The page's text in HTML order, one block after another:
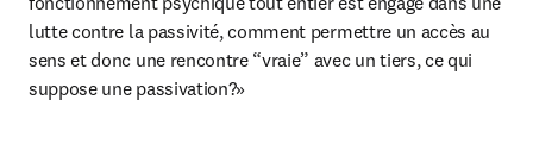
lutte contre la passivité, comment permettre un accès au
sens et donc une rencontre “vraie” avec un tiers, ce qui
suppose une passivation?»